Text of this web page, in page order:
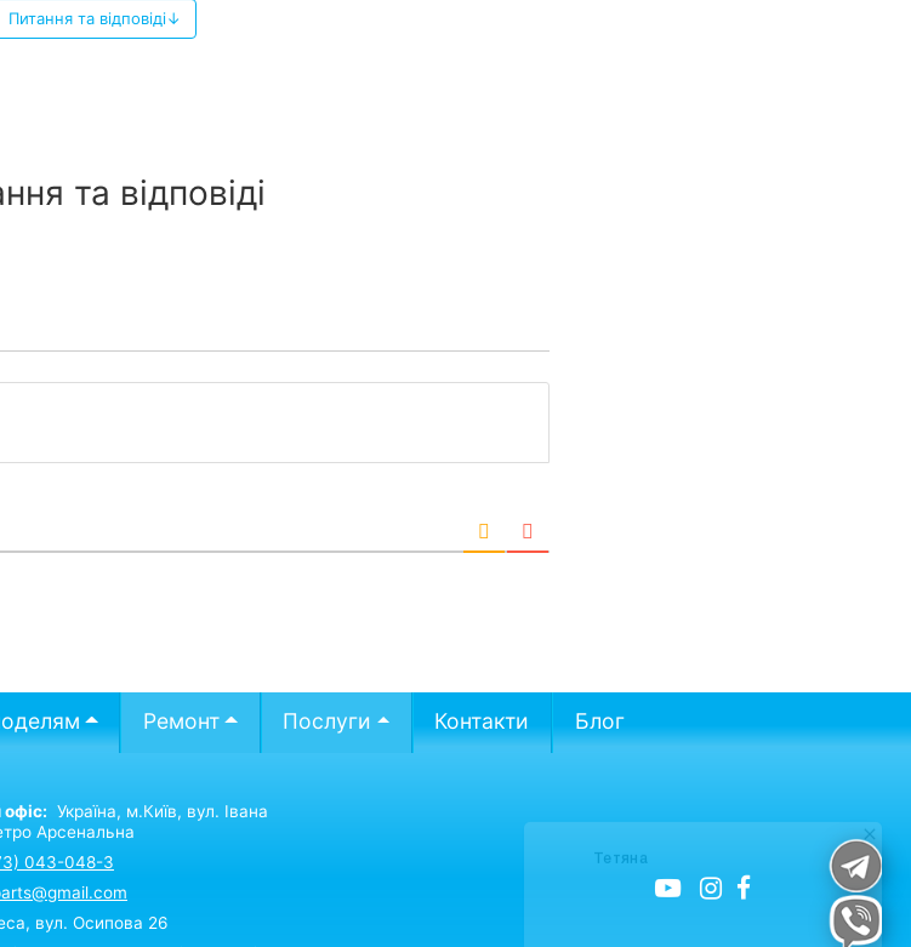
Питання та відповіді↓
та відповіді
Ремонт Послуги Контакти Блог
Україна, м.Київ, вул. Івана
Арсенальна
043-048-3
вул. Осипова 26